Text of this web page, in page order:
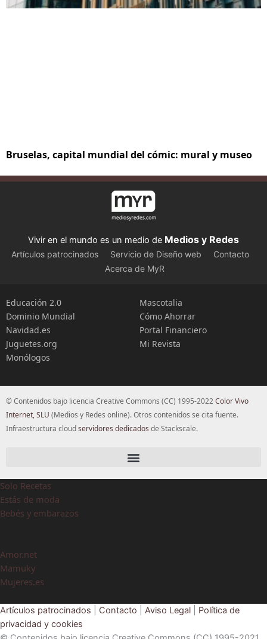
Bruselas, capital mundial del cómic: mural y museo
Vivir en el mundo es un medio de Medios y Redes
Artículos patrocinados Servicio de Diseño web
Contacto
Acerca de MyR
Educación 2.0
Dominio Mundial
Navidad.es
Juguetes.org
Monólogos
Mascotalia
Cómo Ahorrar
Portal Financiero
Mi Revista
© Contenidos bajo licencia Creative Commons (CC) 1995-2022Color Vivo
Internet, SLU (Medios y Redes online). Otros contenidos se cita fuente.
Infraestructura cloudservidores dedicados de Stackscale.
Solo Recetas
Estás de moda
Bebés y embarazos
Amor.net
Mamuky
Mujeres.es
Artículos patrocinados Contacto Aviso Legal
Política de
privacidad y cookies